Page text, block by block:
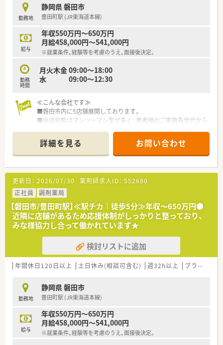
勤務地
静岡県 磐田市
豊田町駅 (JR東海道本線)
給与
年収550万円～650万円
月給458,000円～541,000円
※就業条件、経験等を考慮のうえ、面接後決定。
勤務
時間
月火木金 09:00～18:00
水 09:00～12:30
≪こんな会社です≫
■磐田市内に5店舗展開しております。
■出店形態はマンツーマン型が多く、患者様のご家族各世代から
■かかりつけ薬局として従業員は積極的に認定薬剤師を取得し
ております。
■今後も同地域に根ざした地域医療、無理な異動の心配もござい
ません。
詳細を見る お問い合わせ
更新日： 2026/07/30 薬剤師求人ID： 552680
正社員
調剤薬局
【磐田市/豊田町駅】≪駅チカ｜徒歩5分≫年収～650万円●
近隣に店舗があるため応援体制がしっかりと整っており、
みな様協力し合って働かれています★
検討リストに追加
年間休日120日以上 土日休み(相談可含む) 週32h以上 ブランク可
勤務地
静岡県 磐田市
豊田町駅 (JR東海道本線)
給与
年収550万円～650万円
月給458,000円～541,000円
※就業条件、経験等を考慮のうえ、面接後決定。